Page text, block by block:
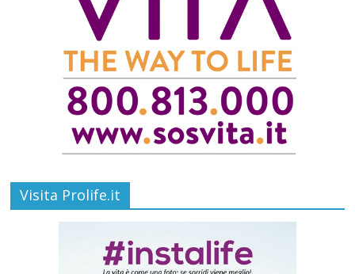
Visita Prolife.it